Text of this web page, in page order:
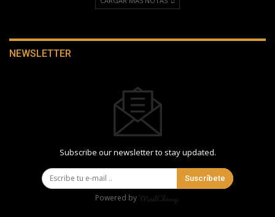
NEWSLETTER
Subscribe our newsletter to stay updated.
Suscríbete
Powered by